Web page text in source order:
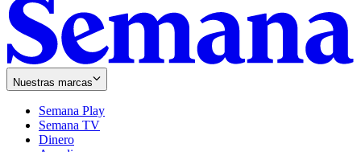
Nuestras marcas
Semana Play
Semana TV
Dinero